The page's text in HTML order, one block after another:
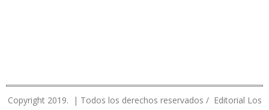
Copyright 2019. | Todos los derechos reservados / Editorial Los